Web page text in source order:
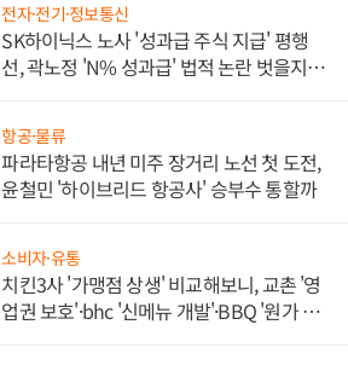
전자·전기·정보통신
SK하이닉스 노사 '성과급 주식 지급' 평행
선, 곽노정 'N% 성과급' 법적 논란 벗을지 주
항공·물류
파라타항공 내년 미주 장거리 노선 첫 도전,
윤철민 '하이브리드 항공사' 승부수 통할까
소비자·유통
치킨3사 '가맹점 상생' 비교해보니, 교촌 '영
업권 보호'·bhc '신메뉴 개발'·BBQ '원가 부